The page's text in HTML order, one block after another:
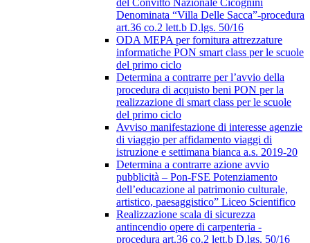
del Convitto Nazionale Cicognini
Denominata “Villa Delle Sacca”-procedura
art.36 co.2 lett.b D.lgs. 50/16
ODA MEPA per fornitura attrezzature
informatiche PON smart class per le scuole
del primo ciclo
Determina a contrarre per l’avvio della
procedura di acquisto beni PON per la
realizzazione di smart class per le scuole
del primo ciclo
Avviso manifestazione di interesse agenzie
di viaggio per affidamento viaggi di
istruzione e settimana bianca a.s. 2019-20
Determina a contrarre azione avvio
pubblicità – Pon-FSE Potenziamento
dell’educazione al patrimonio culturale,
artistico, paesaggistico” Liceo Scientifico
Realizzazione scala di sicurezza
antincendio opere di carpenteria -
procedura art.36 co.2 lett.b D.lgs. 50/16